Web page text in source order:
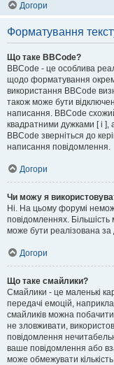
Догори
Форматування
Що таке BBCode?
BBCode - це особлива
щодо форматування
використання BBCode
також може бути
написання. BBCode
квадратними дужками [ і ],
BBCode зверніться до
написання повідомлення.
Догори
Чи можу я
Ні. На цьому форумі
повідомленнях.
може бути реалізована
Догори
Що таке смайлики?
Смайлики - це маленькі
передачі емоцій,
смайликів можна
не зловживати,
повідомлення
ваше повідомлення або
може обмежувати